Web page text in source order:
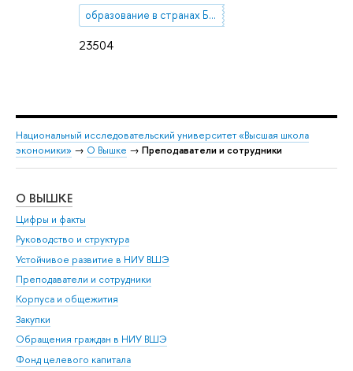
23504
образование в странах Ближнего Востока
Национальный исследовательский университет «Высшая школа
экономики» → О Вышке → Преподаватели и сотрудники
О ВЫШКЕ
Цифры и факты
Руководство и структура
Устойчивое развитие в НИУ ВШЭ
Преподаватели и сотрудники
Корпуса и общежития
Закупки
Обращения граждан в НИУ ВШЭ
Фонд целевого капитала